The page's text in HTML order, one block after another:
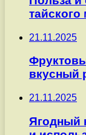
21.11.2025
вкусный
21.11.2025
Ягодный